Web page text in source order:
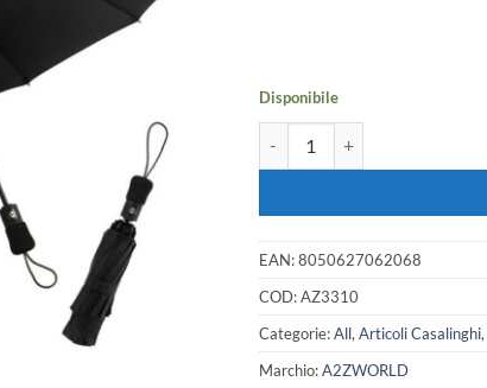
prezzo
Disponibile
EAN:8050627062068
COD:AZ3310
Categorie:All, Articoli Casalinghi,
Marchio:A2ZWORLD